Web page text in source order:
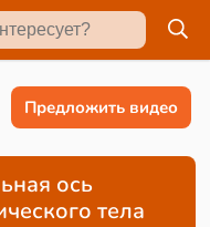
Предложить видео
ось
тела